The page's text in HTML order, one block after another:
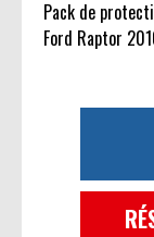
Pack de
Ford Raptor